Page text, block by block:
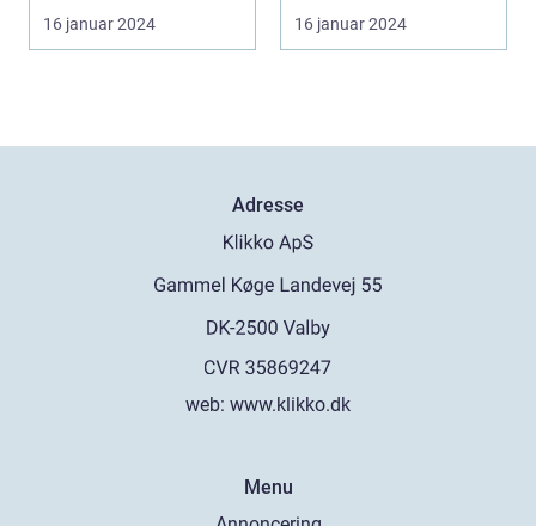
16 januar 2024
Brunch i København er
ikk...
16 januar 2024
Adresse
web: www.klikko.dk
Menu